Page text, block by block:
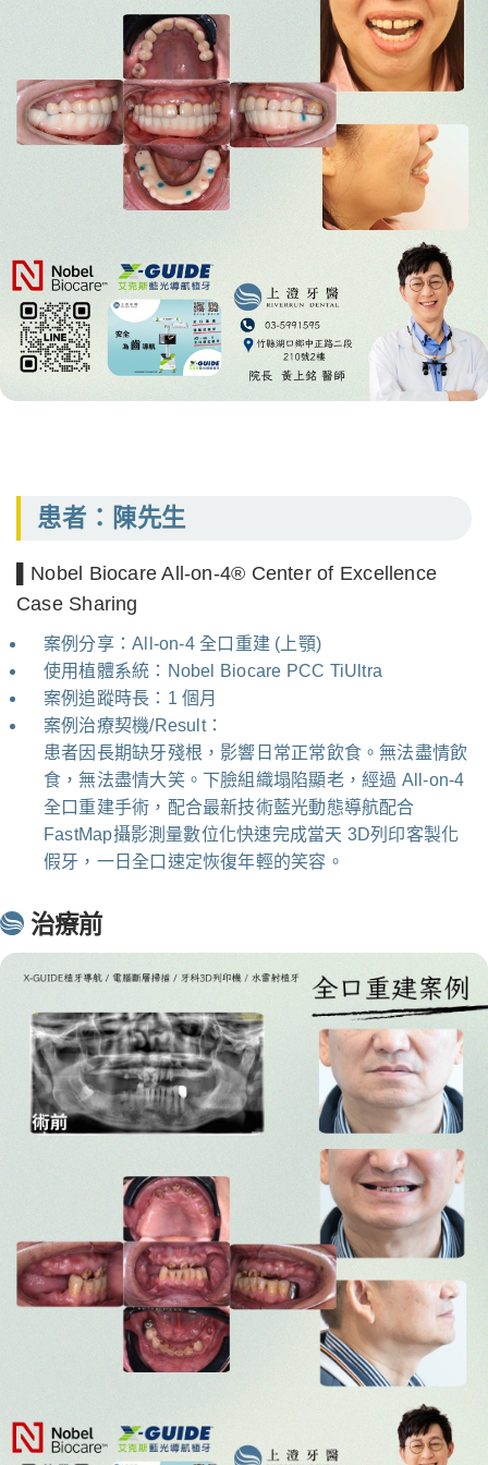
患者：陳先生
▌Nobel Biocare All-on-4® Center of Excellence
Case Sharing
案例分享：All-on-4 全口重建 (上顎)
使用植體系統：Nobel Biocare PCC TiUltra
案例追蹤時長：1 個月
案例治療契機/Result：
患者因長期缺牙殘根，影響日常正常飲食。無法盡情飲
食，無法盡情大笑。下臉組織塌陷顯老，經過 All-on-4
全口重建手術，配合最新技術藍光動態導航配合
FastMap攝影測量數位化快速完成當天 3D列印客製化
假牙，一日全口速定恢復年輕的笑容。
治療前